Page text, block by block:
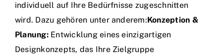
individuell auf Ihre Bedürfnisse zugeschnitten
wird. Dazu gehören unter anderem:Konzeption &
Planung:Entwicklung eines einzigartigen
Designkonzepts, das Ihre Zielgruppe